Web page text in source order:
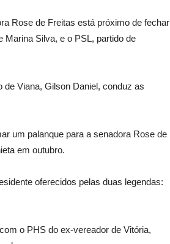
Rose de Freitas está próximo de fechar
Marina Silva, e o PSL, partido de
Viana, Gilson Daniel, conduz as
um palanque para a senadora Rose de
em outubro.
oferecidos pelas duas legendas:
o PHS do ex-vereador de Vitória,